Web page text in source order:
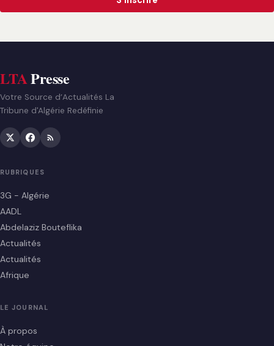
LTAPresse
Votre Source d’Actualités La
Tribune d'Algérie Redéfinie
RUBRIQUES
3G - Algérie
AADL
Abdelaziz Bouteflika
Actualités
Actualités
Afrique
LE JOURNAL
À propos